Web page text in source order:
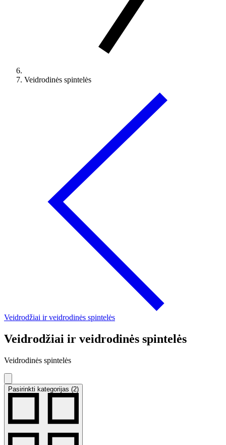
Veidrodinės spintelės
Veidrodžiai ir veidrodinės spintelės
Veidrodžiai ir veidrodinės spintelės
Veidrodinės spintelės
Pasirinkti kategorijas (2)